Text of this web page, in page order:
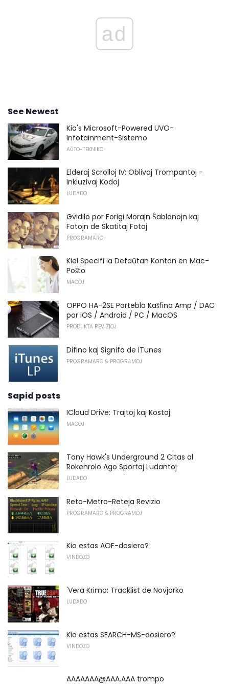
ad
See Newest
Kia's Microsoft-Powered UVO-
Infotainment-Sistemo
AŬTO-TEKNIKO
Elderaj Scrolloj IV: Oblivaj Trompantoj -
Inkluzivaj Kodoj
LUDADO
Gvidilo por Forigi Morajn Ŝablonojn kaj
Fotojn de Skatitaj Fotoj
PROGRAMARO
Kiel Specifi la Defaŭtan Konton en Mac-
Poŝto
MACOJ
OPPO HA-2SE Portebla Kaŝfina Amp / DAC
por iOS / Android / PC / MacOS
PRODUKTA REVIZIOJ
Difino kaj Signifo de iTunes
PROGRAMARO & PROGRAMOJ
Sapid posts
ICloud Drive: Trajtoj kaj Kostoj
MACOJ
Tony Hawk's Underground 2 Citas al
Rokenrolo Ago Sportaj Ludantoj
LUDADO
Reto-Metro-Reteja Revizio
PROGRAMARO & PROGRAMOJ
Kio estas AOF-dosiero?
VINDOZO
'Vera Krimo: Tracklist de Novjorko
LUDADO
Kio estas SEARCH-MS-dosiero?
VINDOZO
AAAAAAA@AAA.AAA trompo